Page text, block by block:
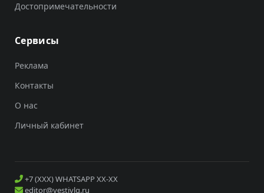
Достопримечательности
Сервисы
Реклама
Контакты
О нас
Личный кабинет
+7 (XXX) WHATSAPP XX-XX
editor@vestivlg.ru